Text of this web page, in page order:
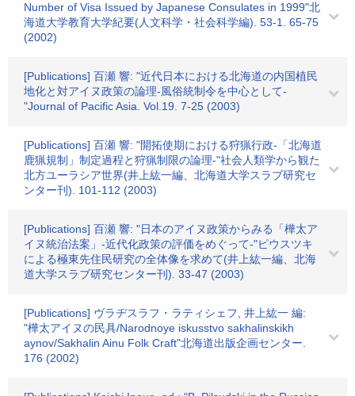
Number of Visa Issued by Japanese Consulates in 1999"北
海道大学教育大学紀要(人文科学・社会科学編). 53-1. 65-75
(2002)
[Publications] 百瀬 響: "近代日本における北海道の内国植民
地化と対アイヌ政策の論理-風俗統制令を中心として-
"Journal of Pacific Asia. Vol.19. 7-25 (2003)
[Publications] 百瀬 響: "開拓使期における狩猟行政-「北海道
鹿猟規制」制定過程と狩猟制限の論理-"社会人類学から観た
北方ユーラシア世界(井上紘一編、北海道大学スラブ研究セ
ンター刊). 101-112 (2003)
[Publications] 百瀬 響: "日本のアイヌ政策からみる「樺太ア
イヌ統治法案」-近代化政策の評価をめぐって-"ピウスツキ
による極東先住民研究の全体像を求めて(井上紘一編、北海
道大学スラブ研究センター刊). 33-47 (2003)
[Publications] ヴラヂスラフ・ラティシェフ, 井上紘一 編:
"樺太アイヌの民具/Narodnoye iskusstvo sakhalinskikh
aynov/Sakhalin Ainu Folk Craft"北海道出版企画センター.
176 (2002)